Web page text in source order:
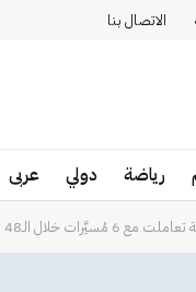
الاتصال بنا
رياضة دولي عربى
الـ48 ساعة الماضية